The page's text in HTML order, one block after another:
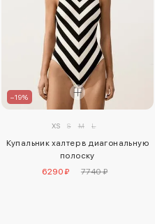
–19%
XS S M L
Купальник халтер в диагональную
полоску
6290 ₽
7740 ₽